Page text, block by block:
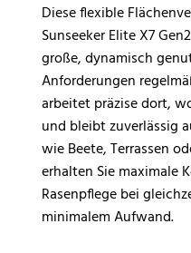
Diese flexible
Sunseeker Elite X7
große, dynamisch
Anforderungen
arbeitet präzise dort,
und bleibt zuverlässig
wie Beete, Terrassen
erhalten Sie maximale
Rasenpflege bei
minimalem Aufwand.